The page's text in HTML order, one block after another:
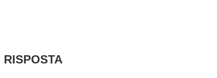
RISPOSTA